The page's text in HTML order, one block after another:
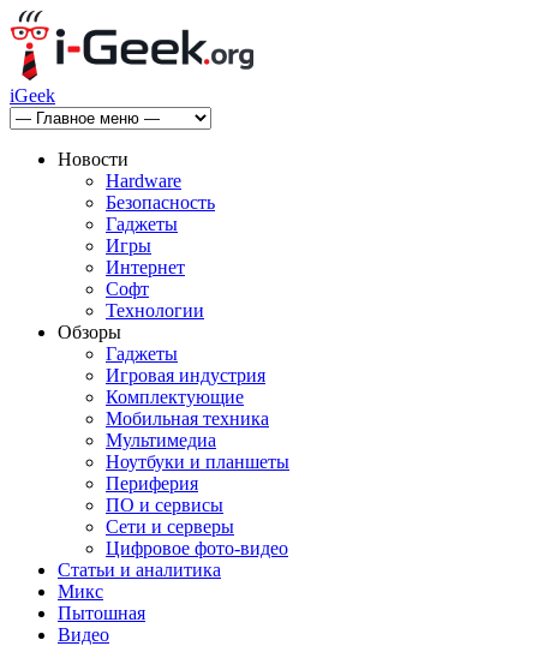
iGeek
Новости
Hardware
Безопасность
Гаджеты
Игры
Интернет
Софт
Технологии
Обзоры
Гаджеты
Игровая индустрия
Комплектующие
Мобильная техника
Мультимедиа
Ноутбуки и планшеты
Периферия
ПО и сервисы
Сети и серверы
Цифровое фото-видео
Статьи и аналитика
Микс
Пытошная
Видео